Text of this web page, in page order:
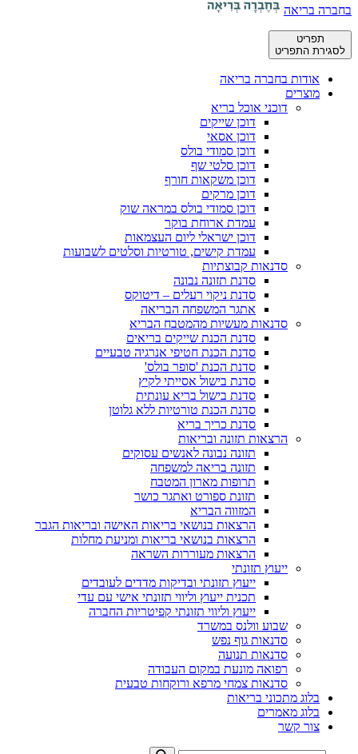
בחברה בריאה
תפריט
לסגירת התפריט
אודות בחברה בריאה
מוצרים
דוכני אוכל בריא
דוכן שייקים
דוכן אסאי
דוכן סמודי בולס
דוכן סלטי שף
דוכן משקאות חורף
דוכן מרקים
דוכן סמודי בולס במראה שוק
עמדת ארוחת בוקר
דוכן ישראלי ליום העצמאות
עמדת קישים, טורטיות וסלטים לשבועות
סדנאות קבוצתיות
סדנת תזונה נבונה
סדנת ניקוי רעלים – דיטוקס
אתגר המשפחה הבריאה
סדנאות מעשיות מהמטבח הבריא
סדנת הכנת שייקים בריאים
סדנת הכנת חטיפי אנרגיה טבעיים
סדנת הכנת 'סופר בולס'
סדנת בישול אסייתי לקיץ
סדנת בישול בריא עונתית
סדנת הכנת טורטיות ללא גלוטן
סדנת כריך בריא
הרצאות תזונה ובריאות
תזונה נבונה לאנשים עסוקים
תזונה בריאה למשפחה
תרופות מארון המטבח
תזונת ספורט ואתגר כושר
המזווה הבריא
הרצאות בנושאי בריאות האישה ובריאות הגבר
הרצאות בנושאי בריאות ומניעת מחלות
הרצאות מעוררות השראה
ייעוץ תזונתי
ייעוץ תזונתי ובדיקות מדדים לעובדים
תכנית ייעוץ וליווי תזונתי אישי עם עדי
ייעוץ וליווי תזונתי קפיטריות החברה
שבוע וולנס במשרד
סדנאות גוף נפש
סדנאות תנועה
רפואה מונעת במקום העבודה
סדנאות צמחי מרפא ורוקחות טבעית
בלוג מתכוני בריאות
בלוג מאמרים
צור קשר